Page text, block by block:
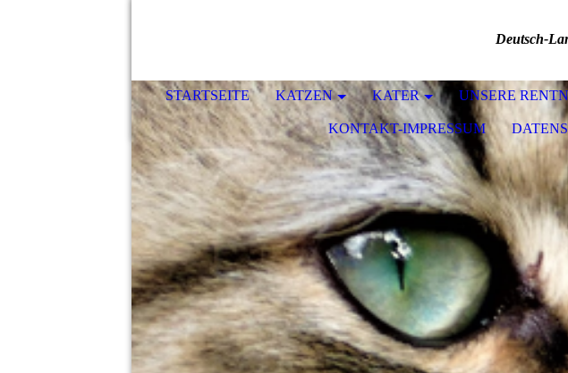
Deutsch-
STARTSEITE KATZEN KATER UNSERE
KONTAKT-IMPRESSUM